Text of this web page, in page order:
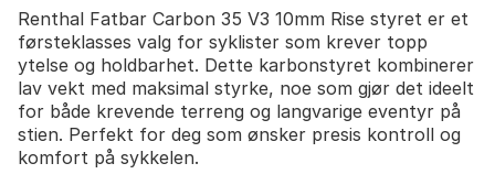
Renthal Fatbar Carbon 35 V3 10mm Rise styret er et
førsteklasses valg for syklister som krever topp
ytelse og holdbarhet. Dette karbonstyret kombinerer
lav vekt med maksimal styrke, noe som gjør det ideelt
for både krevende terreng og langvarige eventyr på
stien. Perfekt for deg som ønsker presis kontroll og
komfort på sykkelen.